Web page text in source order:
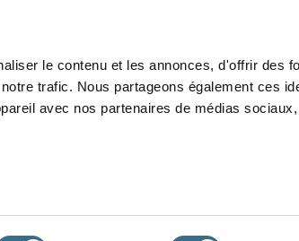
le contenu et les annonces, d'offrir des
trafic. Nous partageons également ces
avec nos partenaires de médias